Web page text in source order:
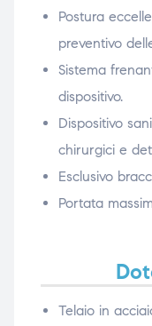
Postura
preventivo
Sistema
dispositivo.
Dispositivo
chirurgici e
Esclusivo
Portata
Telaio in